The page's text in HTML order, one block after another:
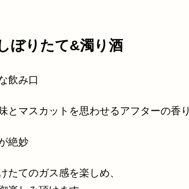
りたて&濁り酒
飲み口
とマスカットを思わせるアフターの香り
絶妙
たてのガス感を楽しめ、